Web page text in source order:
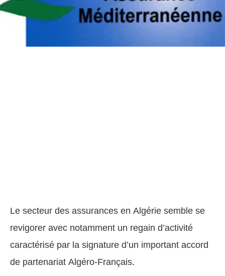
Le secteur des assurances en Algérie semble se
revigorer avec notamment un regain d’activité
caractérisé par la signature d’un important accord
de partenariat Algéro-Français.